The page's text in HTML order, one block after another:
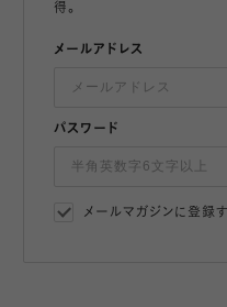
得。
メールアドレス
パスワード
メールマガジンに登録